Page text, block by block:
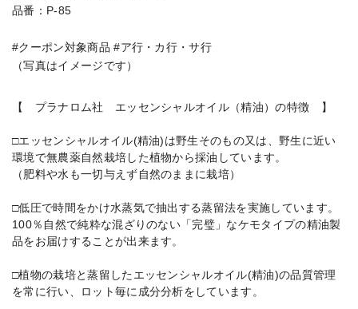
品番：P-85
#クーポン対象商品 #ア行・カ行・サ行
（写真はイメージです）
【 プラナロム社 エッセンシャルオイル（精油）の特徴 】
□エッセンシャルオイル(精油)は野生そのもの又は、野生に近い
環境で無農薬自然栽培した植物から採油しています。
（肥料や水も一切与えず自然のままに栽培）
□低圧で時間をかけ水蒸気で抽出する蒸留法を実施しています。
100％自然で純粋な混ざりのない「完璧」なケモタイプの精油製
品をお届けすることが出来ます。
□植物の栽培と蒸留したエッセンシャルオイル(精油)の品質管理
を常に行い、ロット毎に成分分析をしています。